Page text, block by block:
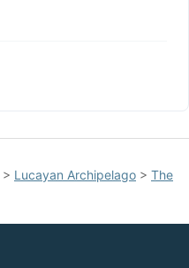
> Lucayan Archipelago > The